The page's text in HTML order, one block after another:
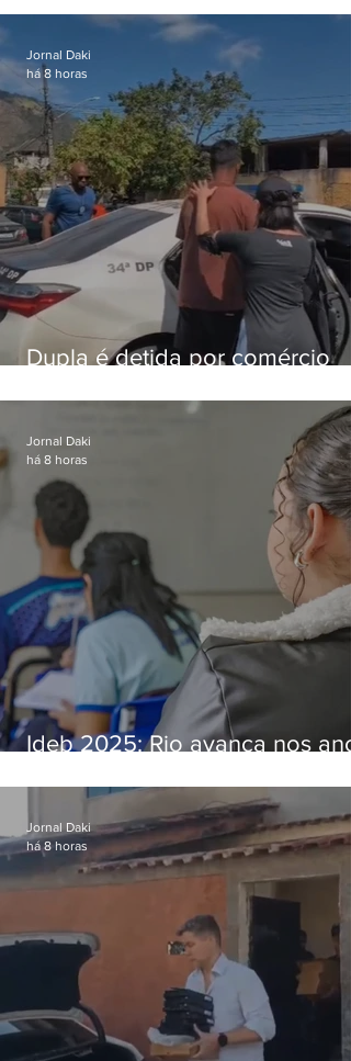
foragido
Dupla é detida por comércio
Bangu
Jornal Daki
há 8 horas
Ideb 2025: Rio avança nos
nacional
Jornal Daki
há 8 horas
Jornal Daki
há 8 horas